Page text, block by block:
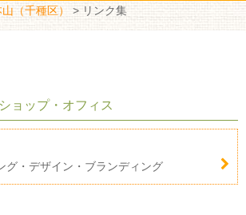
（千種区） > リンク集
ョップ・オフィス
グ・デザイン・ブランディング